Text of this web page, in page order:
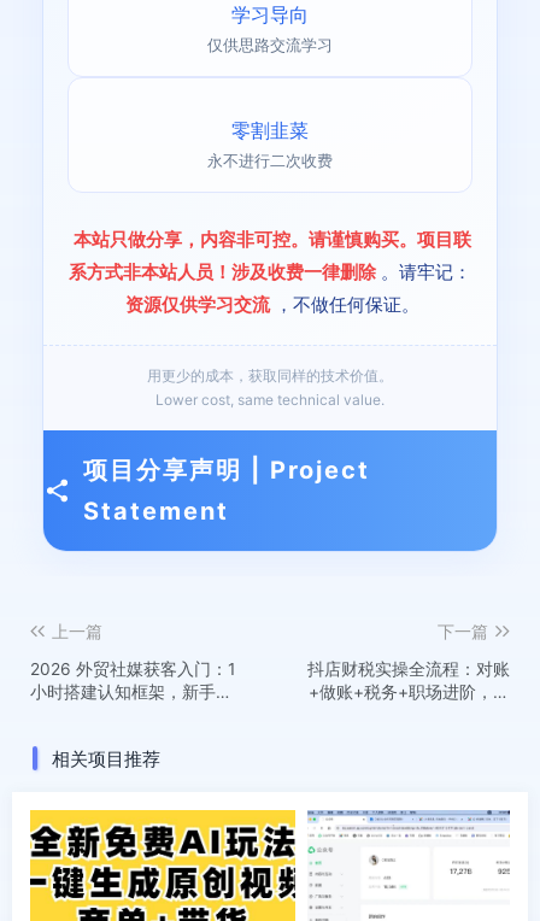
学习导向
仅供思路交流学习
零割韭菜
永不进行二次收费
本站只做分享，内容非可控。请谨慎购买。项目联
系方式非本站人员！涉及收费一律删除 。请牢记：
资源仅供学习交流 ，不做任何保证。
用更少的成本，获取同样的技术价值。
Lower cost, same technical value.
项目分享声明 | Project
Statement
上一篇
2026 外贸社媒获客入门：1
小时搭建认知框架，新手快
下一篇
抖店财税实操全流程：对账
+做账+税务+职场进阶，手
相关项目推荐